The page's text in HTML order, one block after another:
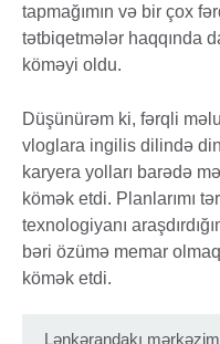
tapmağımın və bir çox
tətbiqetmələr haqqında
köməyi oldu.
Düşünürəm ki, fərqli
vloglara ingilis dilində
karyera yolları barədə
kömək etdi. Planlarımı
texnologiyanı
bəri özümə memar
kömək etdi.
Lənkərandakı